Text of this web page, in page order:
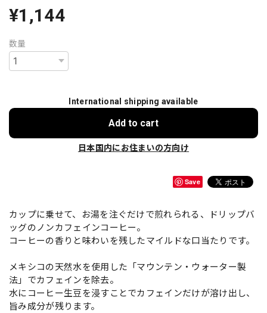
¥1,144
数量
International shipping available
Add to cart
日本国内にお住まいの方向け
Save
カップに乗せて、お湯を注ぐだけで煎れられる、ドリップバ
ッグのノンカフェインコーヒー。
コーヒーの香りと味わいを残したマイルドな口当たりです。
メキシコの天然水を使用した「マウンテン・ウォーター製
法」でカフェインを除去。
水にコーヒー生豆を浸すことでカフェインだけが溶け出し、
旨み成分が残ります。